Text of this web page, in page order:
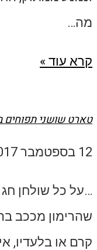
מה…
קרא עוד »
טארט שושני
12 בספטמבר 2017
…על כל שולחן
שהרימון מככב
קרם או בלעדיו,